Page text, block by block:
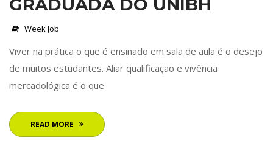
GRADUADA DO UNIBH
Week Job
Viver na prática o que é ensinado em sala de aula é o desejo
de muitos estudantes. Aliar qualificação e vivência
mercadológica é o que
READ MORE